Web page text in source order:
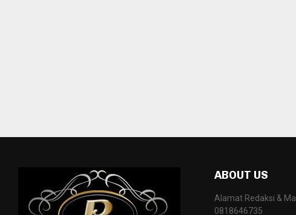
ABOUT US
Alamat Redaksi &
0818646735